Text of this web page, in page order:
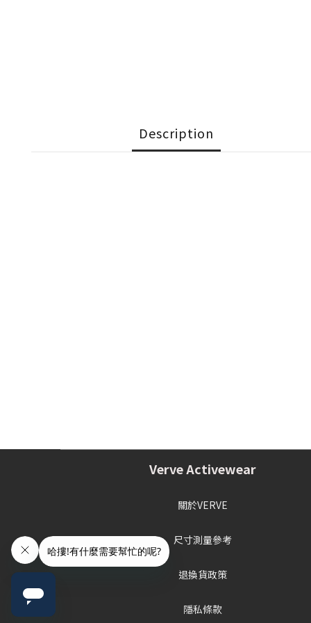
Description
Verve Activewear
關於VERVE
尺寸測量參考
退換貨政策
隱私條款